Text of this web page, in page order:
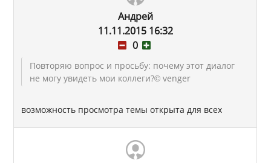
Андрей
11.11.2015 16:32
0
Повторяю вопрос и просьбу: почему этот диалог
не могу увидеть мои коллеги?© venger
возможность просмотра темы открыта для всех